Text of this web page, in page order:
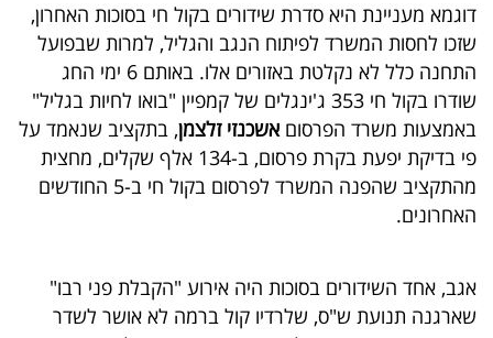
דוגמא מעניינת היא סדרת שידורים בקול חי בסוכות האחרון,
שזכו לחסות המשרד לפיתוח הנגב והגליל, למרות שבפועל
התחנה כלל לא נקלטת באזורים אלו. באותם 6 ימי החג
שודרו בקול חי 353 ג'ינגלים של קמפיין "בואו לחיות בגליל"
באמצעות משרד הפרסוםאשכנזי זלצמן, בתקציב שנאמד על
פי בדיקת יפעת בקרת פרסום, ב-134 אלף שקלים, מחצית
מהתקציב שהפנה המשרד לפרסום בקול חי ב-5 החודשים
האחרונים.
אגב, אחד השידורים בסוכות היה אירוע "הקבלת פני רבו"
שארגנה תנועת ש"ס, שלרדיו קול ברמה לא אושר לשדר